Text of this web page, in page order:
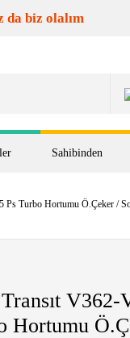
da biz olalım
Sahibinden
Ps Turbo Hortumu Ö.Çeker /
Hortumu